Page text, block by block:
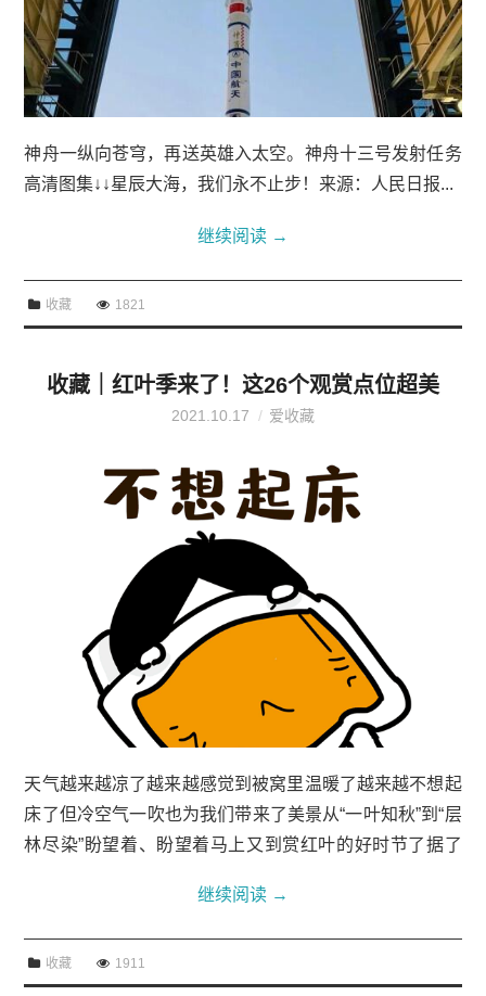
神舟一纵向苍穹，再送英雄入太空。神舟十三号发射任务
高清图集↓↓星辰大海，我们永不止步！来源：人民日报...
继续阅读 →
收藏 1821
收藏｜红叶季来了！这26个观赏点位超美
2021.10.17 爱收藏
天气越来越凉了越来越感觉到被窝里温暖了越来越不想起
床了但冷空气一吹也为我们带来了美景从“一叶知秋”到“层
林尽染”盼望着、盼望着马上又到赏红叶的好时节了据了
周末截止到上午10点香山...
继续阅读 →
收藏 1911